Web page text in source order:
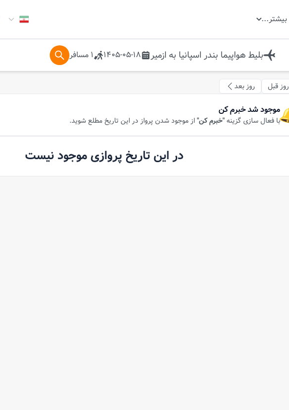
بیشتر...
بلیط هواپیما بندر اسپانیا به ازمیر 1405-05-18
1 مسافر
روز قبل روز بعد
موجود شد خبرم کن
با فعال سازی گزینه"خبرم کن"از موجود شدن پرواز در این تاریخ مطلع شوید.
در این تاریخ پروازی موجود نیست